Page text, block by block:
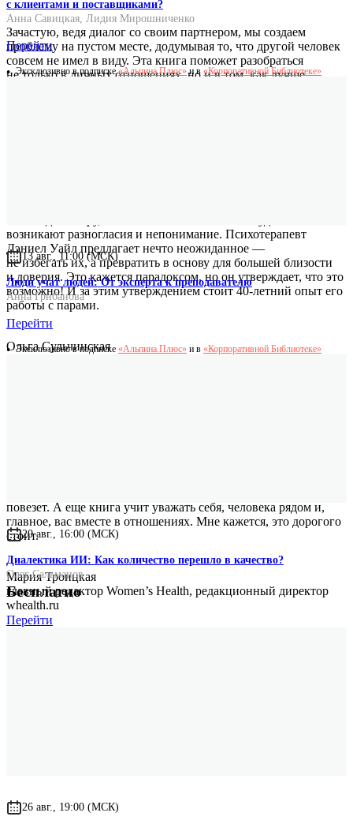
Зачастую, ведя диалог со своим партнером, мы создаем
проблему на пустом месте, додумывая то, что другой человек
совсем не имел в виду. Эта книга поможет разобраться
не только в личных отношениях, но и в том, как лучше
возникают разногласия и непонимание. Психотерапевт
Дэниел Уайл предлагает нечто неожиданное ―
не избегать их, а превратить в основу для большей близости
и доверия. Это кажется парадоксом, но он утверждает, что это
возможно! И за этим утверждением стоит 40-летний опыт его
работы с парами.
Ольга Сульчинская
повезет. А еще книга учит уважать себя, человека рядом и,
главное, вас вместе в отношениях. Мне кажется, это дорогого
стоит.
Мария Троицкая
главный редактор Women’s Health, редакционный директор
whealth.ru
с клиентами и поставщиками?
Анна Савицкая, Лидия Мирошниченко
Перейти
Эксклюзивно в подписке«Альпина.Плюс»и в «Корпоративной Библиотеке»
13 авг., 11:00 (МСК)
Люди учат людей: От эксперта к преподавателю
Анна Грибанова
Перейти
Эксклюзивно в подписке «Альпина.Плюс» и в «Корпоративной Библиотеке»
20 авг., 16:00 (МСК)
Диалектика ИИ: Как количество перешло в качество?
Олег Сальманов
Бесплатно
Перейти
26 авг., 19:00 (МСК)